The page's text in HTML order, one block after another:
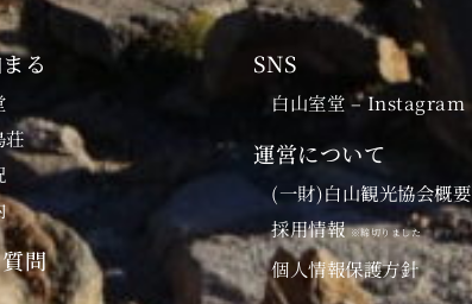
る
荘
問
SNS
白山室堂 – Instagram
運営について
(一財)白山観光協会概要
採用情報※締切りました
個人情報保護方針